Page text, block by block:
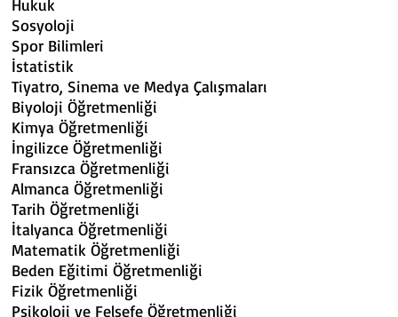
Hukuk Uluslararası
Sosyoloji
Spor Bilimleri Medya
İstatistik
Tiyatro, Sinema ve Medya
Biyoloji Öğretmenliği
Kimya Öğretmenliği
İngilizce Öğretmenliği
Fransızca Öğretmenliği
Almanca Öğretmenliği Sosyal
Tarih Öğretmenliği
İtalyanca Öğretmenliği Spor
Matematik Öğretmenliği Tiyatro,
Beden Eğitimi Öğretmenliği
Fizik Öğretmenliği
Psikoloji ve Felsefe Öğretmenliği